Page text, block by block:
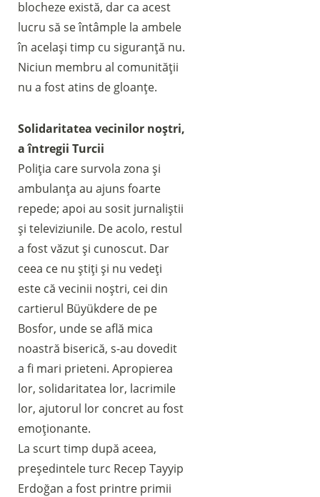
blocheze există, dar ca acest
lucru să se întâmple la ambele
în același timp cu siguranță nu.
Niciun membru al comunității
nu a fost atins de gloanțe.
Solidaritatea vecinilor noștri,
a întregii Turcii
Poliția care survola zona și
ambulanța au ajuns foarte
repede; apoi au sosit jurnaliștii
și televiziunile. De acolo, restul
a fost văzut și cunoscut. Dar
ceea ce nu știți și nu vedeți
este că vecinii noștri, cei din
cartierul Büyükdere de pe
Bosfor, unde se află mica
noastră biserică, s-au dovedit
a fi mari prieteni. Apropierea
lor, solidaritatea lor, lacrimile
lor, ajutorul lor concret au fost
emoționante.
La scurt timp după aceea,
președintele turc Recep Tayyip
Erdoğan a fost printre primii
Fai una donazione sul nostro conto
bancario
IBAN:IT49S0200803039000102071988
(clicca per copiare)